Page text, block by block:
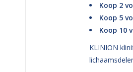
Koop 2
Koop 5
Koop 10
KLINION